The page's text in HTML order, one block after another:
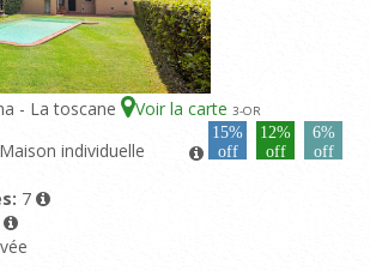
- La toscane Voir la carte 3-OR
15%
off
12%
off
6%
off
Maison individuelle
7